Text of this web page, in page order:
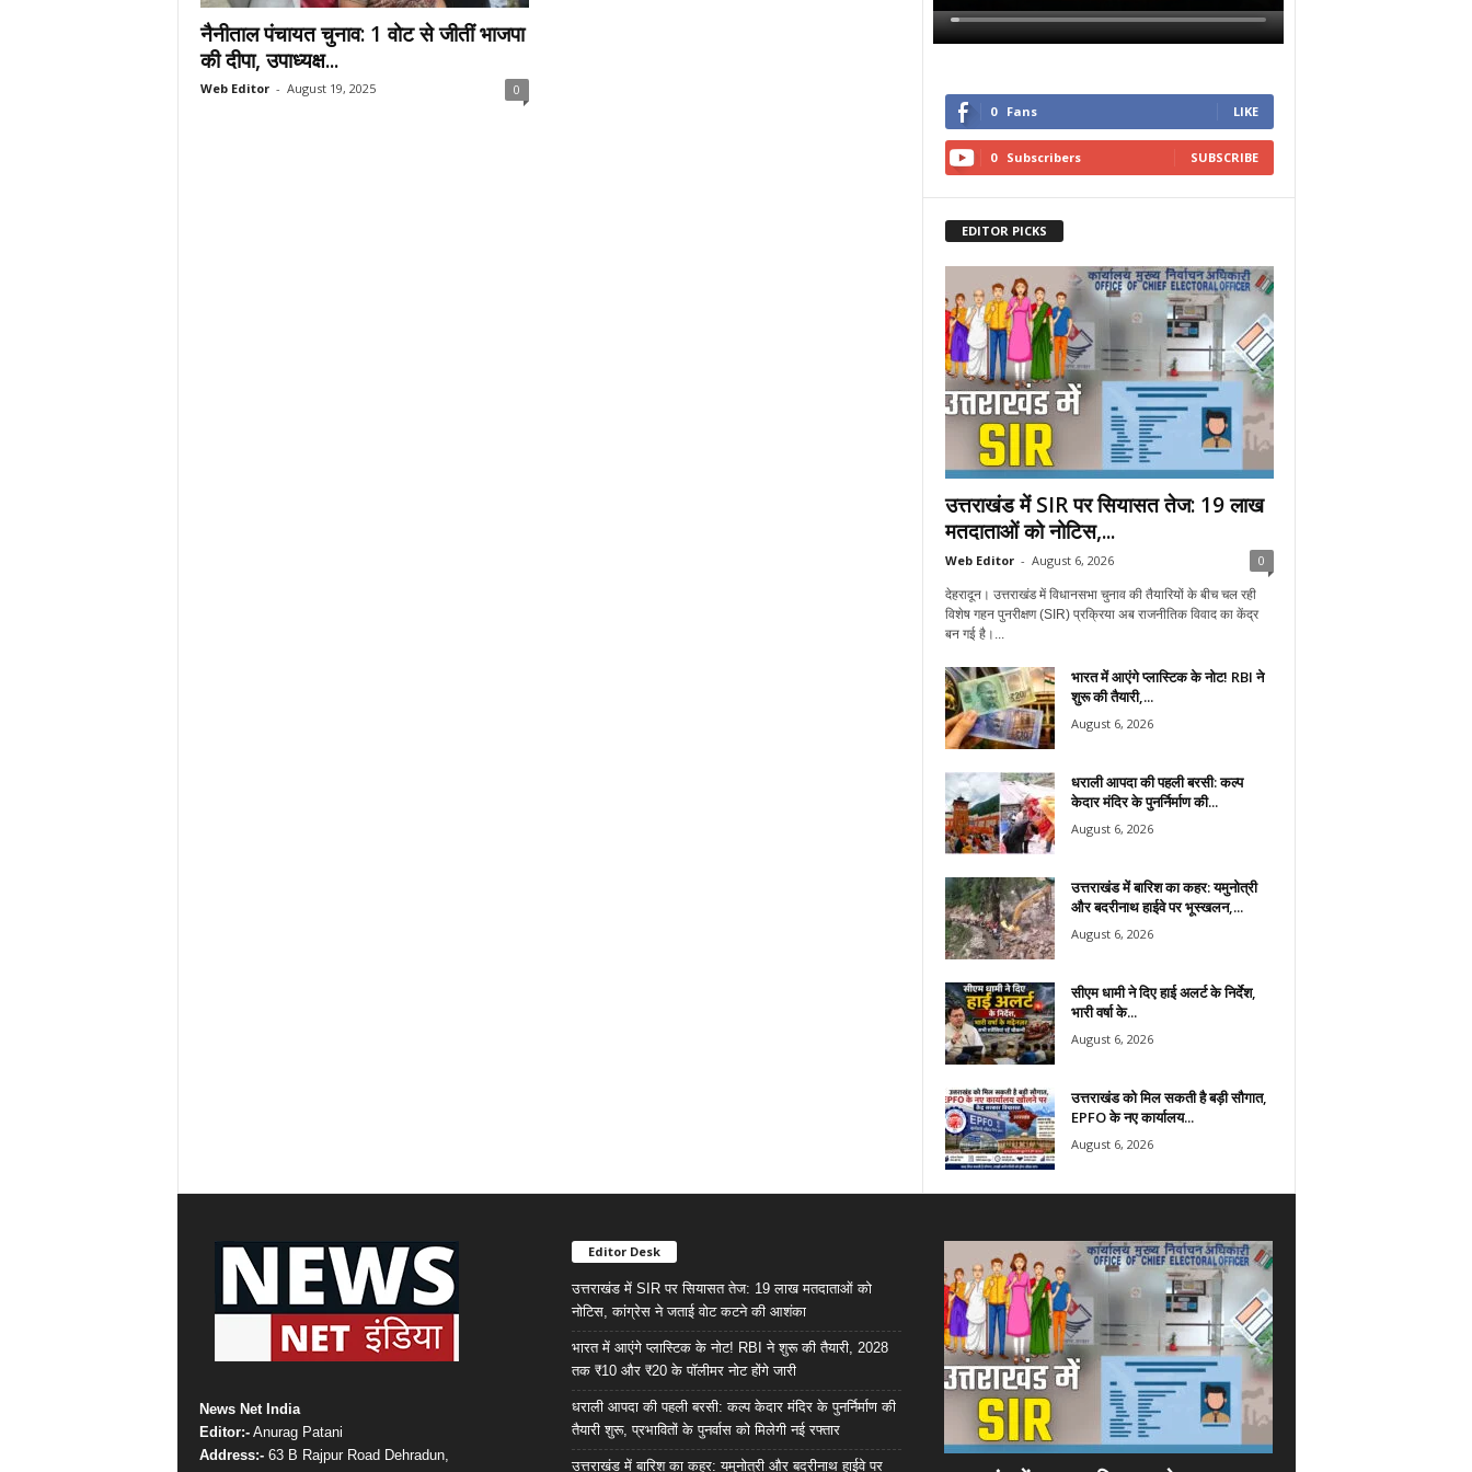
नैनीताल पंचायत चुनाव: 1 वोट से जीतीं भाजपा
की दीपा, उपाध्यक्ष...
Web Editor - August 19, 2025 0
0 Fans LIKE
0 Subscribers SUBSCRIBE
EDITOR PICKS
उत्तराखंड में SIR पर सियासत तेज: 19 लाख
मतदाताओं को नोटिस,...
Web Editor - August 6, 2026 0
देहरादून। उत्तराखंड में विधानसभा चुनाव की तैयारियों के बीच चल रही
विशेष गहन पुनरीक्षण (SIR) प्रक्रिया अब राजनीतिक विवाद का केंद्र
बन गई है।...
भारत में आएंगे प्लास्टिक के नोट! RBI ने
शुरू की तैयारी,...
August 6, 2026
धराली आपदा की पहली बरसी: कल्प
केदार मंदिर के पुनर्निर्माण की...
August 6, 2026
उत्तराखंड में बारिश का कहर: यमुनोत्री
और बदरीनाथ हाईवे पर भूस्खलन,...
August 6, 2026
सीएम धामी ने दिए हाई अलर्ट के निर्देश,
भारी वर्षा के...
August 6, 2026
उत्तराखंड को मिल सकती है बड़ी सौगात,
EPFO के नए कार्यालय...
August 6, 2026
News Net India
Editor:-Anurag Patani
Address:-63 B Rajpur Road Dehradun,
Editor Desk
उत्तराखंड में SIR पर सियासत तेज: 19 लाख मतदाताओं को
नोटिस, कांग्रेस ने जताई वोट कटने की आशंका
भारत में आएंगे प्लास्टिक के नोट! RBI ने शुरू की तैयारी, 2028
तक ₹10 और ₹20 के पॉलीमर नोट होंगे जारी
धराली आपदा की पहली बरसी: कल्प केदार मंदिर के पुनर्निर्माण की
तैयारी शुरू, प्रभावितों के पुनर्वास को मिलेगी नई रफ्तार
उत्तराखंड में बारिश का कहर: यमुनोत्री और बदरीनाथ हाईवे पर